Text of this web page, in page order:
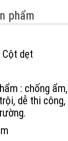
phẩm
Cột dẹt
: chống
dễ thi công,